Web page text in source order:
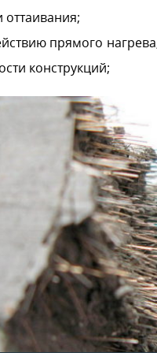
прямого
конструкций;